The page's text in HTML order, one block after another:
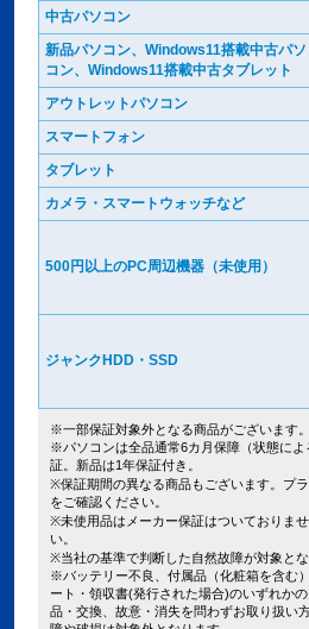
中古パソコン
新品パソコン、Windows11搭載中古パソ
コン、Windows11搭載中古タブレット
アウトレットパソコン
スマートフォン
タブレット
カメラ・スマートウォッチなど
500円以上のPC周辺機器（未使用）
ジャンクHDD・SSD
※一部保証対象外となる商品がございます。
※パソコンは全品通常6カ月保障（状態によ
証。新品は1年保証付き。
※保証期間の異なる商品もございます。プ
をご確認ください。
※未使用品はメーカー保証はついておりま
い。
※当社の基準で判断した自然故障が対象とな
※バッテリー不良、付属品（化粧箱を含む
ート・領収書(発行された場合)のいずれか
品・交換、故意・消失を問わずお取り扱い